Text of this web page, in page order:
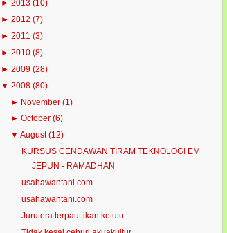
► 2013 (10)
► 2012 (7)
► 2011 (3)
► 2010 (8)
► 2009 (28)
▼ 2008 (80)
► November(1)
►October(6)
▼August(12)
KURSUS CENDAWAN TIRAM TEKNOLOGI EM
JEPUN - RAMADHAN
usahawantani.com
usahawantani.com
Jurutera terpaut ikan ketutu